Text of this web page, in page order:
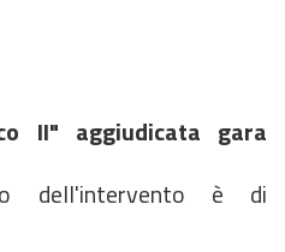
II" aggiudicata gara
dell'intervento è di